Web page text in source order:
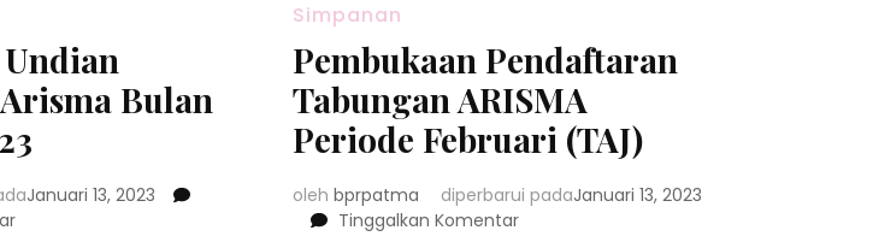
Bulan
Januari 13, 2023
pada
Simpanan
Pembukaan Pendaftaran
Tabungan ARISMA
Periode Februari (TAJ)
oleh bprpatma diperbarui padaJanuari 13, 2023
Tinggalkan Komentarpada